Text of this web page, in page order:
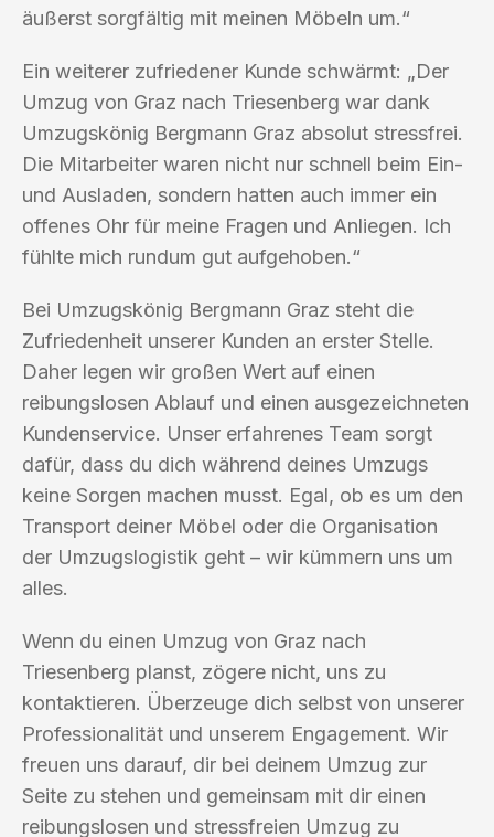
äußerst sorgfältig mit meinen Möbeln um.“
Ein weiterer zufriedener Kunde schwärmt: „Der
Umzug von Graz nach Triesenberg war dank
Umzugskönig Bergmann Graz absolut stressfrei.
Die Mitarbeiter waren nicht nur schnell beim Ein-
und Ausladen, sondern hatten auch immer ein
offenes Ohr für meine Fragen und Anliegen. Ich
fühlte mich rundum gut aufgehoben.“
Bei Umzugskönig Bergmann Graz steht die
Zufriedenheit unserer Kunden an erster Stelle.
Daher legen wir großen Wert auf einen
reibungslosen Ablauf und einen ausgezeichneten
Kundenservice. Unser erfahrenes Team sorgt
dafür, dass du dich während deines Umzugs
keine Sorgen machen musst. Egal, ob es um den
Transport deiner Möbel oder die Organisation
der Umzugslogistik geht – wir kümmern uns um
alles.
Wenn du einen Umzug von Graz nach
Triesenberg planst, zögere nicht, uns zu
kontaktieren. Überzeuge dich selbst von unserer
Professionalität und unserem Engagement. Wir
freuen uns darauf, dir bei deinem Umzug zur
Seite zu stehen und gemeinsam mit dir einen
reibungslosen und stressfreien Umzug zu